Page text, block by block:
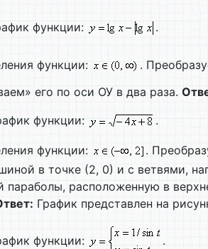
функции: .
функции: .
его по оси ОУ в два раза.
функции: .
функции: .
в точке (2, 0) и с ветвями,
параболы, расположенную в
График представлен на
функции: .